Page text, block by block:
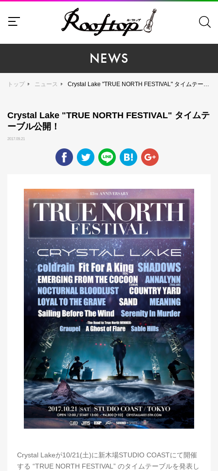
NEWS
トップ ニュース Crystal Lake "TRUE NORTH FESTIVAL" タイムテーブル公開！
Crystal Lake "TRUE NORTH FESTIVAL" タイムテ
ーブル公開！
2017.09.21
Crystal Lakeが10/21(土)に新木場STUDIO COASTにて開催
する “TRUE NORTH FESTIVAL” のタイムテーブルを発表し